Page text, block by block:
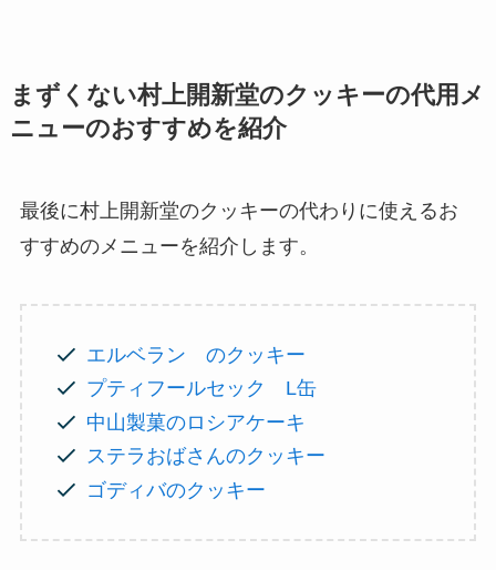
まずくない村上開新堂のクッキーの代用メ
ニューのおすすめを紹介
最後に村上開新堂のクッキーの代わりに使えるお
すすめのメニューを紹介します。
エルベラン のクッキー
プティフールセック L缶
中山製菓のロシアケーキ
ステラおばさんのクッキー
ゴディバのクッキー